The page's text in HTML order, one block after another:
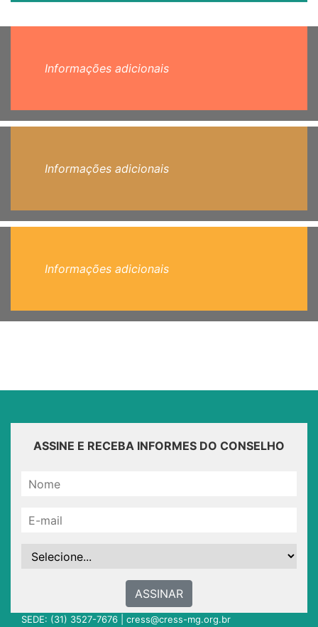
Informações adicionais
Informações adicionais
Informações adicionais
ASSINE E RECEBA INFORMES DO CONSELHO
ASSINAR
SEDE: (31) 3527-7676 | cress@cress-mg.org.br